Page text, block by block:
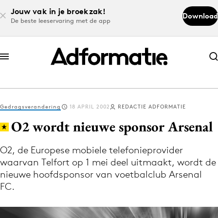
Jouw vak in je broekzak!
De beste leeservaring met de app
Download
Abonneer nu
Abonneer nu
Log in
Download de app
Volg het laatste nieuws via de Adformatie
Nieuws app
Gedragsverandering 18 APRIL 2002 REDACTIE ADFORMATIE
O2 wordt nieuwe sponsor Arsenal
O2, de Europese mobiele telefonieprovider
waarvan Telfort op 1 mei deel uitmaakt, wordt de
nieuwe hoofdsponsor van voetbalclub Arsenal
FC.